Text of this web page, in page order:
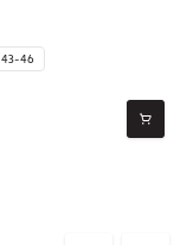
43-46